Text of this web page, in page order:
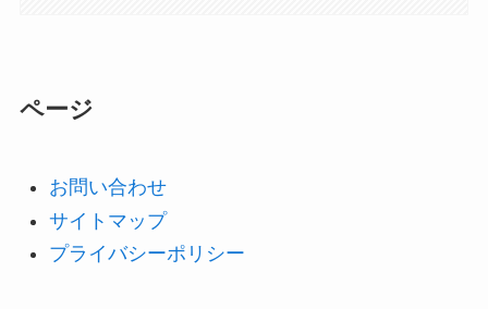
ページ
お問い合わせ
サイトマップ
プライバシーポリシー